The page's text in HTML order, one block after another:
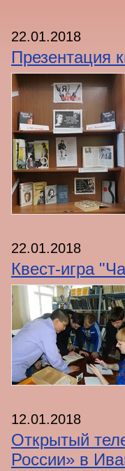
22.01.2018
Презентация
22.01.2018
Квест-игра
12.01.2018
Открытый
России» в